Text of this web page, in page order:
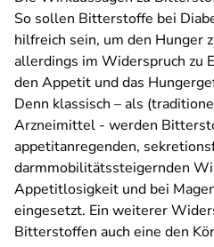
So sollen Bitterstoffe bei
hilfreich sein, um den Hunger
allerdings im Widerspruch zu
den Appetit und das
Denn klassisch – als
Arzneimittel - werden
appetitanregenden,
darmmobilitätssteigernden
Appetitlosigkeit und bei
eingesetzt. Ein weiterer
Bitterstoffen auch eine den